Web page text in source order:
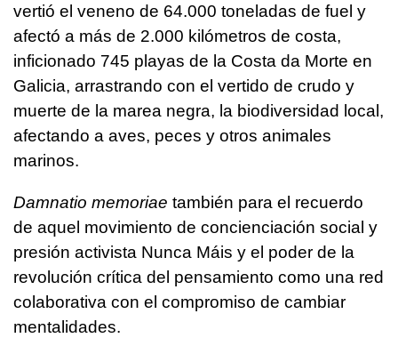
vertió el veneno de 64.000 toneladas de fuel y
afectó a más de 2.000 kilómetros de costa,
inficionado 745 playas de la Costa da Morte en
Galicia, arrastrando con el vertido de crudo y
muerte de la marea negra, la biodiversidad local,
afectando a aves, peces y otros animales
marinos.
Damnatio memoriae también para el recuerdo
de aquel movimiento de concienciación social y
presión activista Nunca Máis y el poder de la
revolución crítica del pensamiento como una red
colaborativa con el compromiso de cambiar
mentalidades.